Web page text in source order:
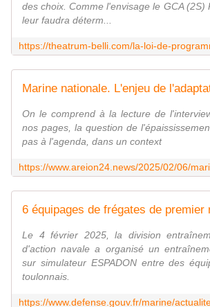
des choix. Comme l'envisage le GCA (2S)
leur faudra déterm...
Marine nationale. L'enjeu de
On le comprend à la lecture de
nos pages, la question de
pas à l'agenda, dans un context
Le 4 février 2025, la division
d'action navale a organisé un
sur simulateur ESPADON entre des
toulonnais.